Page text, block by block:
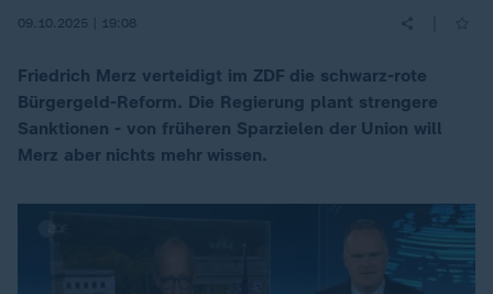
09.10.2025 | 19:08
Friedrich Merz verteidigt im ZDF die schwarz-rote
Bürgergeld-Reform. Die Regierung plant strengere
Sanktionen - von früheren Sparzielen der Union will
Merz aber nichts mehr wissen.